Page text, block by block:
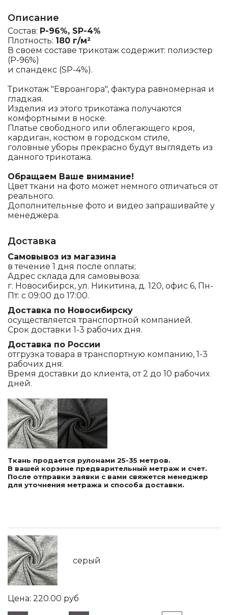
Описание
Состав: P-96%, SP-4%
Плотность: 180 г/м²
В своем составе трикотаж содержит: полиэстер
(P-96%)
и спандекс (SP-4%).
Трикотаж "Евроангора", фактура равномерная и
гладкая.
Изделия из этого трикотажа получаются
комфортными в носке.
Платье свободного или облегающего кроя,
кардиган, костюм в городском стиле,
головные уборы прекрасно будут выглядеть из
данного трикотажа.
Обращаем Ваше внимание!
Цвет ткани на фото может немного отличаться от
реального.
Дополнительные фото и видео запрашивайте у
менеджера.
Доставка
Самовывоз из магазина
в течение 1 дня после оплаты;
Адрес склада для самовывоза:
г. Новосибирск, ул. Никитина, д. 120, офис 6, Пн-
Пт: с 09:00 до 17:00.
Доставка по Новосибирску
осуществляется транспортной компанией.
Срок доставки 1-3 рабочих дня.
Доставка по России
отгрузка товара в транспортную компанию, 1-3
рабочих дня.
Время доставки до клиента, от 2 до 10 рабочих
дней.
Ткань продается рулонами 25-35 метров.
В вашей корзине предварительный метраж и счет.
После отправки заявки с вами свяжется менеджер
для уточнения метража и способа доставки.
серый
220.00 руб